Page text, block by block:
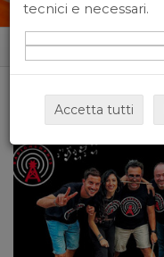
Home News&events
tecnici e necessari.
Accetta tutti